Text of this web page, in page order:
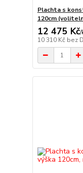
Plachta s
120cm
12 475 Kč/
10 310 Kč bez